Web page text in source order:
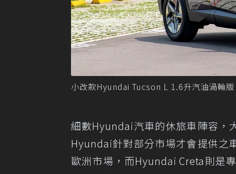
小改款Hyundai Tucson L 1.6升汽油渦輪
細數Hyundai汽車的休旅車陣容，
Hyundai針對部分市場才會提供之
歐洲市場，而Hyundai Creta則是